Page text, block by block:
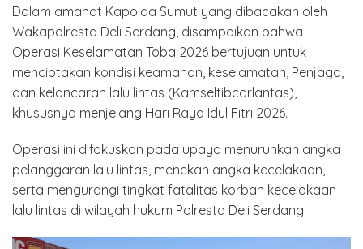
Dalam amanat Kapolda Sumut yang dibacakan oleh
Wakapolresta Deli Serdang, disampaikan bahwa
Operasi Keselamatan Toba 2026 bertujuan untuk
menciptakan kondisi keamanan, keselamatan, Penjaga,
dan kelancaran lalu lintas (Kamseltibcarlantas),
khususnya menjelang Hari Raya Idul Fitri 2026.
Operasi ini difokuskan pada upaya menurunkan angka
pelanggaran lalu lintas, menekan angka kecelakaan,
serta mengurangi tingkat fatalitas korban kecelakaan
lalu lintas di wilayah hukum Polresta Deli Serdang.